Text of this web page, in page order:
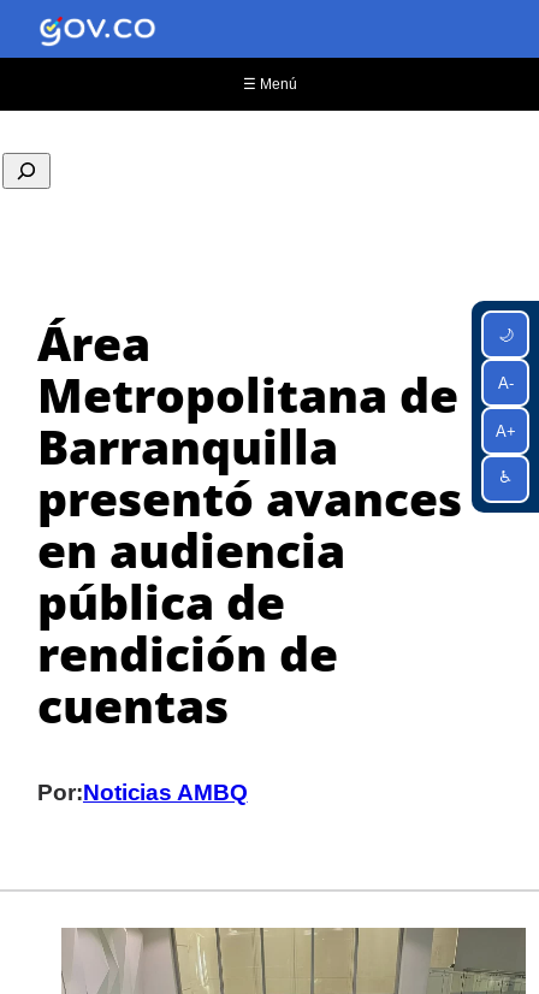
🌙
A-
A+
♿
contenido
☰ Menú
Área
Metropolitana de
Barranquilla
presentó avances
en audiencia
pública de
rendición de
cuentas
Por:Noticias AMBQ